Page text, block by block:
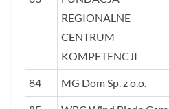
REGIONALNE
CENTRUM
KOMPETENCJI
84 MG Dom Sp. z o.o.